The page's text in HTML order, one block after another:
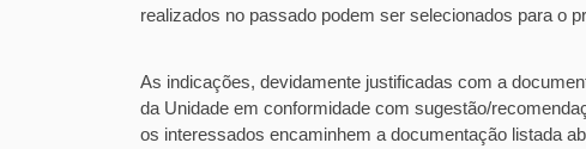
realizados no passado podem ser selecionados para o
As indicações, devidamente justificadas com a
da Unidade em conformidade com sugestão/
os interessados encaminhem a documentação listada